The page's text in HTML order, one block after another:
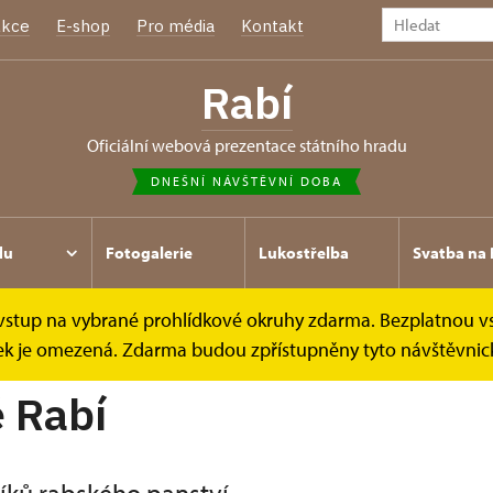
E-shop Pro média Kontakt
Rabí
oficiální webová prezentace státního hradu
DNEŠNÍ NÁVŠTĚVNÍ DOBA
Fotogalerie Lukostřelba Svatba na
na vybrané prohlídkové okruhy zdarma. Bezplatnou
omezená. Zdarma budou zpřístupněny tyto
Rabí